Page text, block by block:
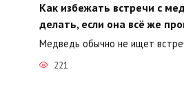
Как избежать встречи с
делать, если она всё же
Медведь обычно не ищет
221